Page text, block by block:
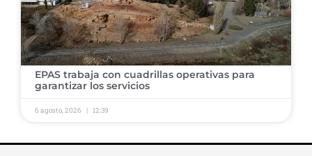
​EPAS trabaja con cuadrillas operativas para
garantizar los servicios ​
6 agosto, 2026 12:39